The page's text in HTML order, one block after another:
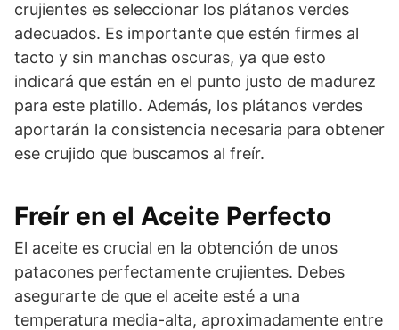
crujientes es seleccionar los plátanos verdes
adecuados. Es importante que estén firmes al
tacto y sin manchas oscuras, ya que esto
indicará que están en el punto justo de madurez
para este platillo. Además, los plátanos verdes
aportarán la consistencia necesaria para obtener
ese crujido que buscamos al freír.
Freír en el Aceite Perfecto
El aceite es crucial en la obtención de unos
patacones perfectamente crujientes. Debes
asegurarte de que el aceite esté a una
temperatura media-alta, aproximadamente entre